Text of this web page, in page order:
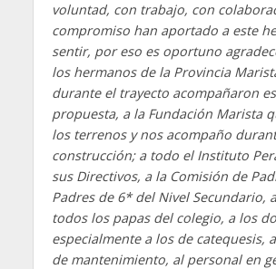
voluntad, con trabajo, con
compromiso han aportado a este
sentir, por eso es oportuno
los hermanos de la Provincia
durante el trayecto acompañaron
propuesta, a la Fundación Marista
los terrenos y nos acompaño
construcción; a todo el Instituto
sus Directivos, a la Comisión de
Padres de 6* del Nivel Secundario,
todos los papas del colegio, a los
especialmente a los de catequesis,
de mantenimiento, al personal en